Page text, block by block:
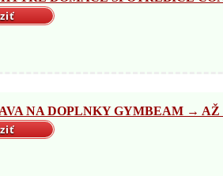
NA DOPLNKY GYMBEAM → AŽ